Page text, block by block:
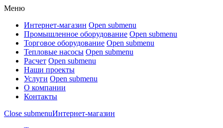
Меню
Интернет-магазин Open submenu
Промышленное оборудование Open submenu
Торговое оборудование Open submenu
Тепловые насосы Open submenu
Расчет Open submenu
Наши проекты
Услуги Open submenu
О компании
Контакты
Close submenuИнтернет-магазин